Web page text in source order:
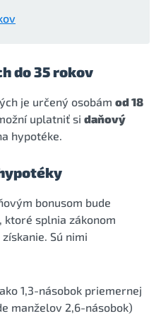
do 35 rokov
je určený osobám od 18
uplatniť si daňový
hypotéke.
bonusom bude
ktoré splnia zákonom
Sú nimi
1,3-násobok priemernej
manželov 2,6-násobok)